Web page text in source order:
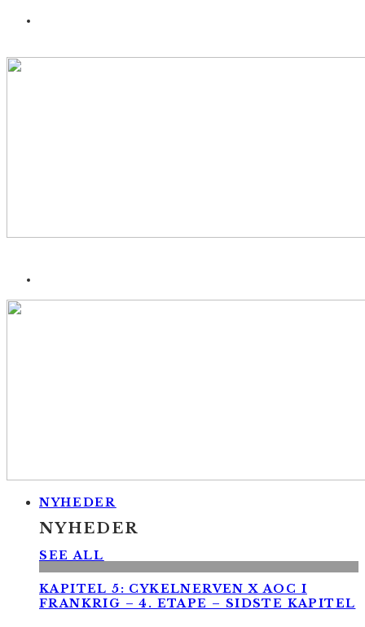
NYHEDER
NYHEDER
SEE ALL
KAPITEL 5: CYKELNERVEN X AOC I
FRANKRIG – 4. ETAPE – SIDSTE KAPITEL